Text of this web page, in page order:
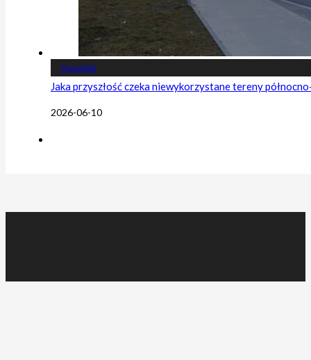
Poradniki
Jaka przyszłość czeka niewykorzystane tereny
2026-06-10